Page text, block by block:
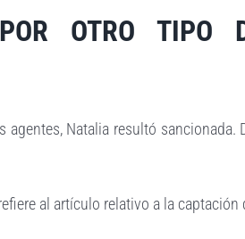
OTRO TIPO
agentes, Natalia resultó
al artículo relativo a la